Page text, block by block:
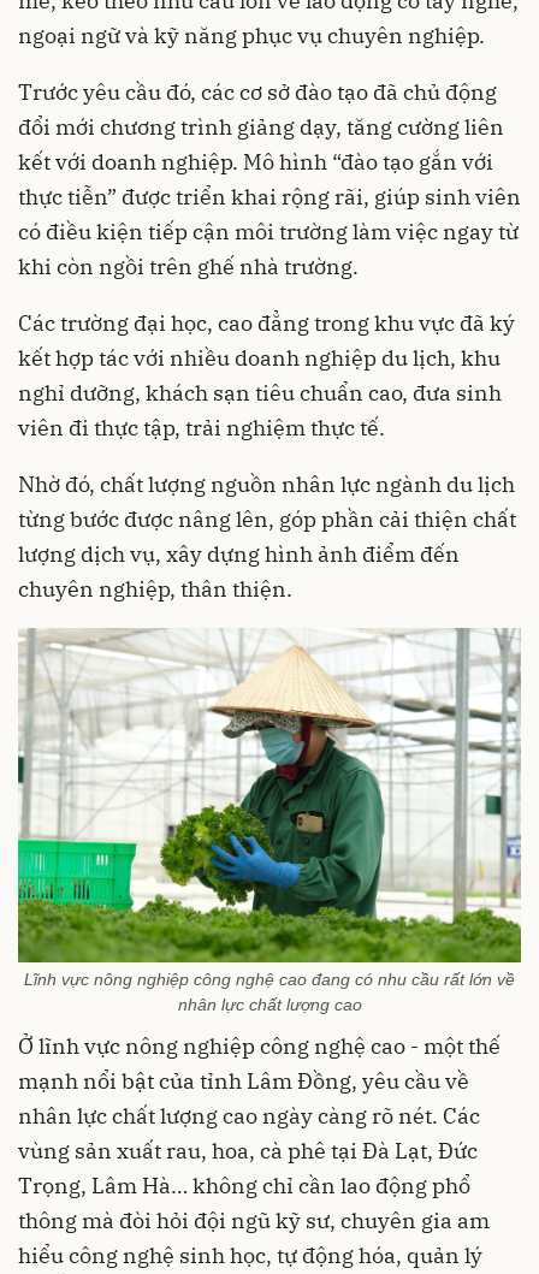
ngoại ngữ và kỹ năng phục vụ chuyên nghiệp.
Trước yêu cầu đó, các cơ sở đào tạo đã chủ động
đổi mới chương trình giảng dạy, tăng cường liên
kết với doanh nghiệp. Mô hình “đào tạo gắn với
thực tiễn” được triển khai rộng rãi, giúp sinh viên
có điều kiện tiếp cận môi trường làm việc ngay từ
khi còn ngồi trên ghế nhà trường.
Các trường đại học, cao đẳng trong khu vực đã ký
kết hợp tác với nhiều doanh nghiệp du lịch, khu
nghỉ dưỡng, khách sạn tiêu chuẩn cao, đưa sinh
viên đi thực tập, trải nghiệm thực tế.
Nhờ đó, chất lượng nguồn nhân lực ngành du lịch
từng bước được nâng lên, góp phần cải thiện chất
lượng dịch vụ, xây dựng hình ảnh điểm đến
chuyên nghiệp, thân thiện.
L ĩnh vực nông nghiệp công nghệ cao đang có nhu cầu rất lớn về
nhân lực chất lượng cao
Ở lĩnh vực nông nghiệp công nghệ cao - một thế
mạnh nổi bật của tỉnh Lâm Đồng, yêu cầu về
nhân lực chất lượng cao ngày càng rõ nét. Các
vùng sản xuất rau, hoa, cà phê tại Đà Lạt, Đức
Trọng, Lâm Hà… không chỉ cần lao động phổ
thông mà đòi hỏi đội ngũ kỹ sư, chuyên gia am
hiểu công nghệ sinh học, tự động hóa, quản lý